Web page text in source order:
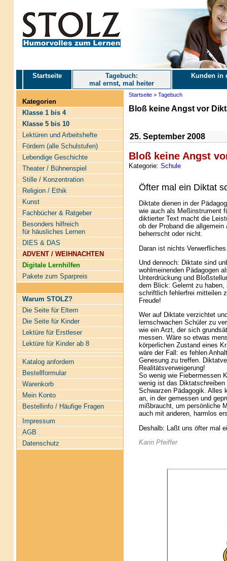
Startseite
Tagebuch:
mal ernst, mal heiter
Kunden in
Kategorien
Klasse 1 bis 4
Klasse 5 bis 10
Lektüren und Arbeitshefte
Fördern (alle Schulstufen)
Lebendige Geschichte
Theater / Bühnenspiel
Stille / Konzentration
Religion / Ethik
Kunst
Fachbücher & Ratgeber
Besonders hilfreich
für häusliches Lernen
DIES & DAS
ADVENT / WEIHNACHTEN
Digitale Lernhilfen
Pakete zum Sparpreis
Warum STOLZ?
Die Seite für Eltern
Die Seite für Kinder
Lektüre für Erstleser
Lektüre für Kinder ab 8
Katalog anfordern
Bestellformular
Warenkorb
Mein Konto
Bestellinfo / Häufige Fragen
Impressum
AGB
Datenschutz
Startseite> Tagebuch
Bloß keine Angst vor
25. September 2008
Bloß keine Angst
Kategorie: Schule
Öfter mal ein Diktat
Diktate dienen in der
wie auch als Meßinstrument
diktierter Text macht die
ob der Proband die
beherrscht oder nicht.
Daran ist nichts
Und dennoch: Diktate sind
wohlmeinenden Pädagogen
Unterdrückung und
dem Blick: Gelernt zu haben,
schriftlich fehlerfrei mitteilen
Freude!
Wer auf Diktate verzichtet
lernschwachen Schüler zu
wie ein Arzt, der sich
messen. Wäre so etwas
körperlichen Zustand eines
wäre der Fall: es fehlen
Genesung zu treffen.
Realitätsverweigerung!
So wenig wie Fiebermessen
wenig ist das
Schwarzen Pädagogik. Alles
an, in der gemessen und
mißbraucht, um persönliche
auch mit anderen, harmlos
Deshalb: Laßt uns öfter mal
Karin Pfeiffer